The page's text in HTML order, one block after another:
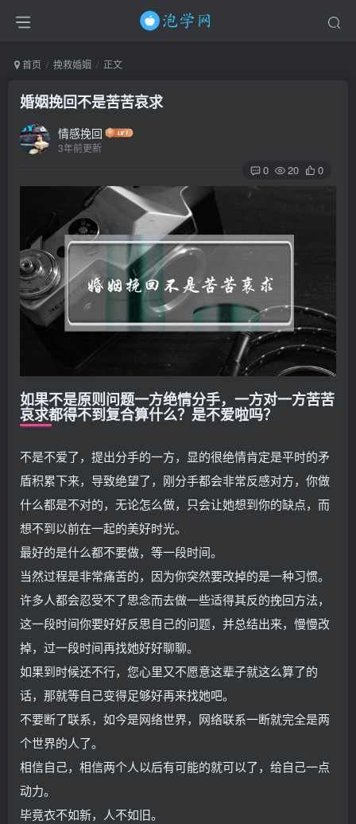
首页 挽救婚姻 正文
婚姻挽回不是苦苦哀求
情感挽回
3年前更新
0 20 0
如果不是原则问题一方绝情分手，一方对一方苦苦
哀求都得不到复合算什么？是不爱啦吗？
不是不爱了，提出分手的一方，显的很绝情肯定是平时的矛
盾积累下来，导致绝望了，刚分手都会非常反感对方，你做
什么都是不对的，无论怎么做，只会让她想到你的缺点，而
想不到以前在一起的美好时光。
最好的是什么都不要做，等一段时间。
当然过程是非常痛苦的，因为你突然要改掉的是一种习惯。
许多人都会忍受不了思念而去做一些适得其反的挽回方法，
这一段时间你要好好反思自己的问题，并总结出来，慢慢改
掉，过一段时间再找她好好聊聊。
如果到时候还不行，您心里又不愿意这辈子就这么算了的
话，那就等自己变得足够好再来找她吧。
不要断了联系，如今是网络世界，网络联系一断就完全是两
个世界的人了。
相信自己，相信两个人以后有可能的就可以了，给自己一点
动力。
毕竟衣不如新，人不如旧。